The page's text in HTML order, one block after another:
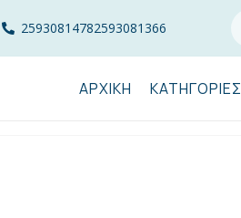
25930814782593081366
ΑΡΧΙΚΉ ΚΑΤΗΓΟΡΊΕΣ